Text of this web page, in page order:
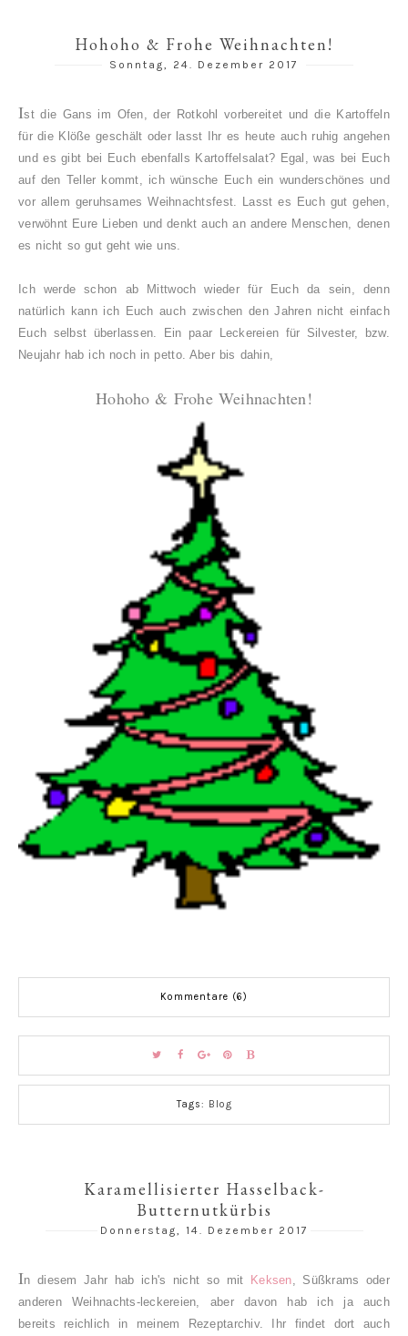
Hohoho & Frohe Weihnachten!
Sonntag, 24. Dezember 2017
Ist die Gans im Ofen, der Rotkohl vorbereitet und die Kartoffeln
für die Klöße geschält oder lasst Ihr es heute auch ruhig angehen
und es gibt bei Euch ebenfalls Kartoffelsalat? Egal, was bei Euch
auf den Teller kommt, ich wünsche Euch ein wunderschönes und
vor allem geruhsames Weihnachtsfest. Lasst es Euch gut gehen,
verwöhnt Eure Lieben und denkt auch an andere Menschen, denen
es nicht so gut geht wie uns.
Ich werde schon ab Mittwoch wieder für Euch da sein, denn
natürlich kann ich Euch auch zwischen den Jahren nicht einfach
Euch selbst überlassen. Ein paar Leckereien für Silvester, bzw.
Neujahr hab ich noch in petto. Aber bis dahin,
Hohoho & Frohe Weihnachten!
Kommentare (6)
Tags: Blog
Karamellisierter Hasselback-
Butternutkürbis
Donnerstag, 14. Dezember 2017
In diesem Jahr hab ich's nicht so mit Keksen , Süßkrams oder
anderen Weihnachts-leckereien, aber davon hab ich ja auch
bereits reichlich in meinem Rezeptarchiv. Ihr findet dort auch